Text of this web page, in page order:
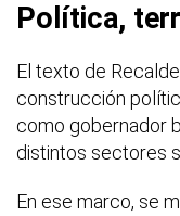
Política,
El texto de
construcción
como gobernador
distintos sectores
En ese marco, se